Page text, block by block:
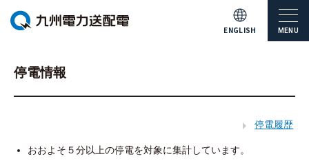
ENGLISH MENU
停電情報
停電履歴
おおよそ５分以上の停電を対象に集計しています。